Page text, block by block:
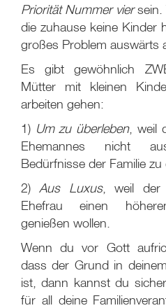
Priorität Nummer viersein.
die zuhause keine Kinder
großes Problem auswärts
Es gibt gewöhnlich
Mütter mit kleinen
arbeiten gehen:
1) Um zu überleben, weil
Ehemannes nicht
Bedürfnisse der Familie zu
2)Aus Luxus, weil der
Ehefrau einen
genießen wollen.
Wenn du vor Gott
dass der Grund in
ist, dann kannst du
für all deine